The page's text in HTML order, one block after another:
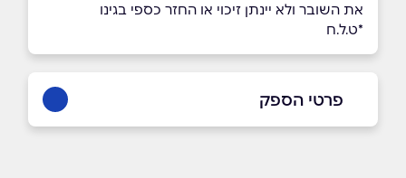
את השובר ולא יינתן זיכוי או החזר כספי בגינו
*ט.ל.ח
פרטי הספק